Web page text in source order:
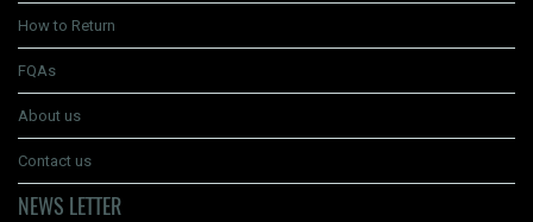
How to Return
FQAs
About us
Contact us
NEWS LETTER